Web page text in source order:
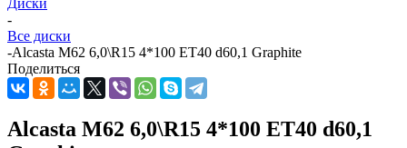
Диски
-
Все диски
-Alcasta M62 6,0\R15 4*100 ET40 d60,1 Graphite
Поделиться
Alcasta M62 6,0\R15 4*100 ET40 d60,1